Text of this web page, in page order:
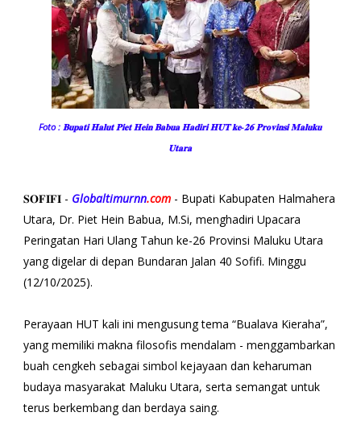
Foto : 𝐁𝐮𝐩𝐚𝐭𝐢 𝐇𝐚𝐥𝐮𝐭 𝐏𝐢𝐞𝐭 𝐇𝐞𝐢𝐧 𝐁𝐚𝐛𝐮𝐚 𝐇𝐚𝐝𝐢𝐫𝐢 𝐇𝐔𝐓 𝐤𝐞-𝟐𝟔 𝐏𝐫𝐨𝐯𝐢𝐧𝐬𝐢 𝐌𝐚𝐥𝐮𝐤𝐮
𝐔𝐭𝐚𝐫𝐚
𝐒𝐎𝐅𝐈𝐅𝐈 - Globaltimurnn.com- Bupati Kabupaten Halmahera
Utara, Dr. Piet Hein Babua, M.Si, menghadiri Upacara
Peringatan Hari Ulang Tahun ke-26 Provinsi Maluku Utara
yang digelar di depan Bundaran Jalan 40 Sofifi. Minggu
(12/10/2025).
Perayaan HUT kali ini mengusung tema “Bualava Kieraha”,
yang memiliki makna filosofis mendalam - menggambarkan
buah cengkeh sebagai simbol kejayaan dan keharuman
budaya masyarakat Maluku Utara, serta semangat untuk
terus berkembang dan berdaya saing.